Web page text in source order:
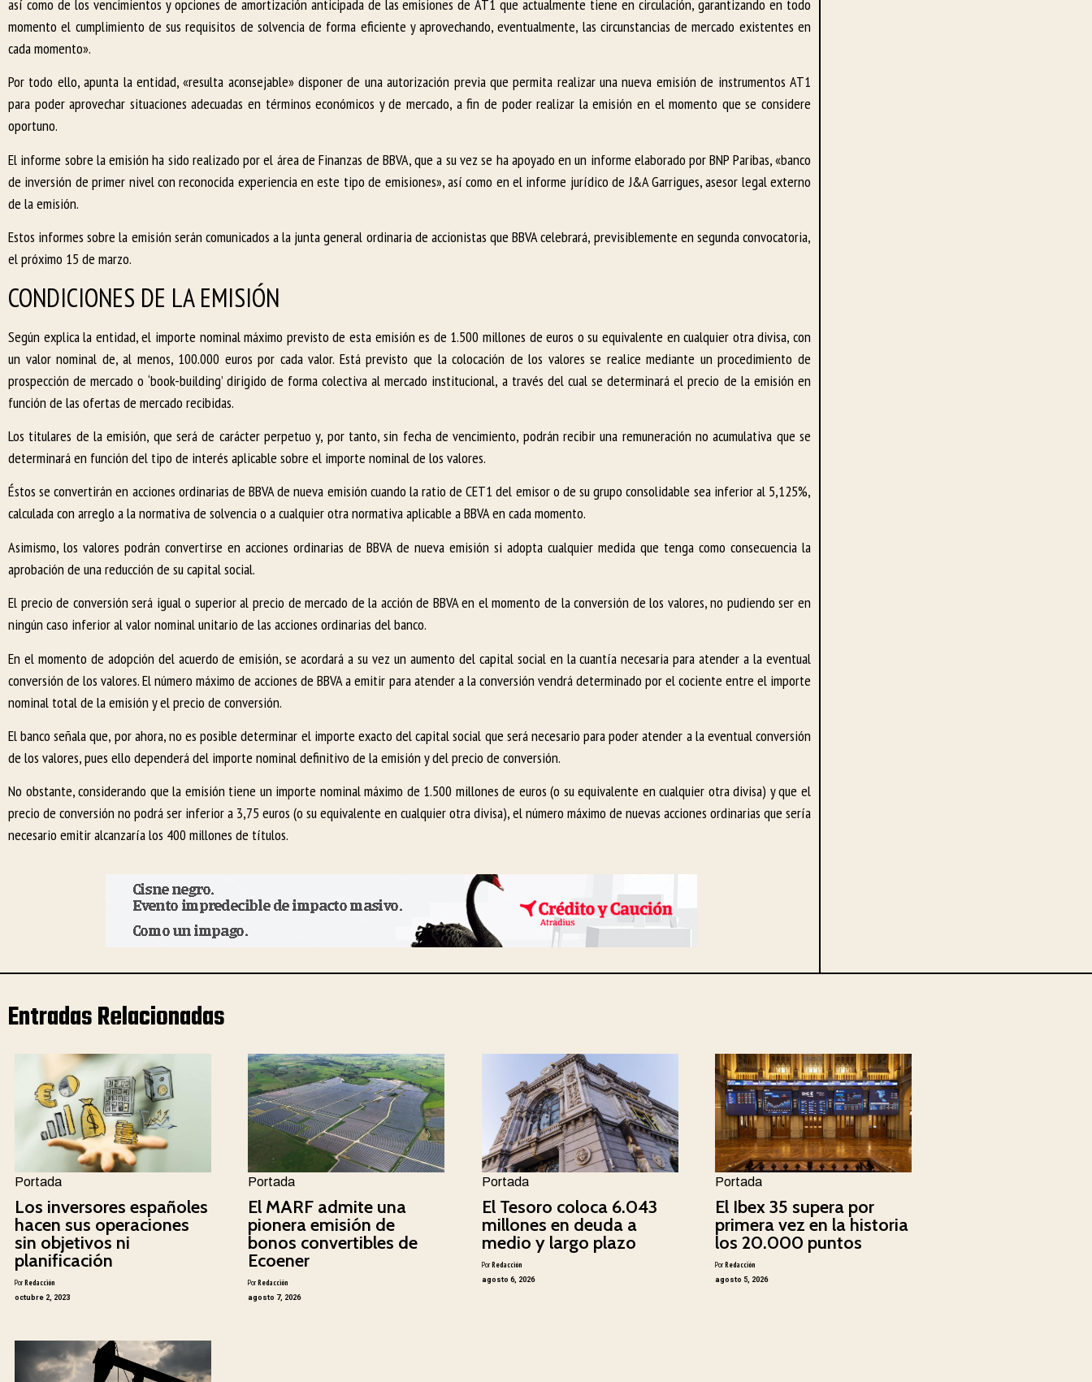
así como de los vencimientos y opciones de amortización anticipada de las emisiones de AT1 que actualmente tiene en circulación, garantizando en todo
momento el cumplimiento de sus requisitos de solvencia de forma eficiente y aprovechando, eventualmente, las circunstancias de mercado existentes en
cada momento».
Por todo ello, apunta la entidad, «resulta aconsejable» disponer de una autorización previa que permita realizar una nueva emisión de instrumentos AT1
para poder aprovechar situaciones adecuadas en términos económicos y de mercado, a fin de poder realizar la emisión en el momento que se considere
oportuno.
El informe sobre la emisión ha sido realizado por el área de Finanzas de BBVA, que a su vez se ha apoyado en un informe elaborado por BNP Paribas, «banco
de inversión de primer nivel con reconocida experiencia en este tipo de emisiones», así como en el informe jurídico de J&A Garrigues, asesor legal externo
de la emisión.
Estos informes sobre la emisión serán comunicados a la junta general ordinaria de accionistas que BBVA celebrará, previsiblemente en segunda convocatoria,
el próximo 15 de marzo.
CONDICIONES DE LA EMISIÓN
Según explica la entidad, el importe nominal máximo previsto de esta emisión es de 1.500 millones de euros o su equivalente en cualquier otra divisa, con
un valor nominal de, al menos, 100.000 euros por cada valor. Está previsto que la colocación de los valores se realice mediante un procedimiento de
prospección de mercado o ‘book-building’ dirigido de forma colectiva al mercado institucional, a través del cual se determinará el precio de la emisión en
función de las ofertas de mercado recibidas.
Los titulares de la emisión, que será de carácter perpetuo y, por tanto, sin fecha de vencimiento, podrán recibir una remuneración no acumulativa que se
determinará en función del tipo de interés aplicable sobre el importe nominal de los valores.
Éstos se convertirán en acciones ordinarias de BBVA de nueva emisión cuando la ratio de CET1 del emisor o de su grupo consolidable sea inferior al 5,125%,
calculada con arreglo a la normativa de solvencia o a cualquier otra normativa aplicable a BBVA en cada momento.
Asimismo, los valores podrán convertirse en acciones ordinarias de BBVA de nueva emisión si adopta cualquier medida que tenga como consecuencia la
aprobación de una reducción de su capital social.
El precio de conversión será igual o superior al precio de mercado de la acción de BBVA en el momento de la conversión de los valores, no pudiendo ser en
ningún caso inferior al valor nominal unitario de las acciones ordinarias del banco.
En el momento de adopción del acuerdo de emisión, se acordará a su vez un aumento del capital social en la cuantía necesaria para atender a la eventual
conversión de los valores. El número máximo de acciones de BBVA a emitir para atender a la conversión vendrá determinado por el cociente entre el importe
nominal total de la emisión y el precio de conversión.
El banco señala que, por ahora, no es posible determinar el importe exacto del capital social que será necesario para poder atender a la eventual conversión
de los valores, pues ello dependerá del importe nominal definitivo de la emisión y del precio de conversión.
No obstante, considerando que la emisión tiene un importe nominal máximo de 1.500 millones de euros (o su equivalente en cualquier otra divisa) y que el
precio de conversión no podrá ser inferior a 3,75 euros (o su equivalente en cualquier otra divisa), el número máximo de nuevas acciones ordinarias que sería
necesario emitir alcanzaría los 400 millones de títulos.
Entradas Relacionadas
Portada
Los inversores españoles
hacen sus operaciones
sin objetivos ni
planificación
PorRedacción
octubre 2, 2023
Portada
El MARF admite una
pionera emisión de
bonos convertibles de
Ecoener
PorRedacción
agosto 7, 2026
Portada
El Tesoro coloca 6.043
millones en deuda a
medio y largo plazo
PorRedacción
agosto 6, 2026
Portada
El Ibex 35 supera por
primera vez en la historia
los 20.000 puntos
PorRedacción
agosto 5, 2026